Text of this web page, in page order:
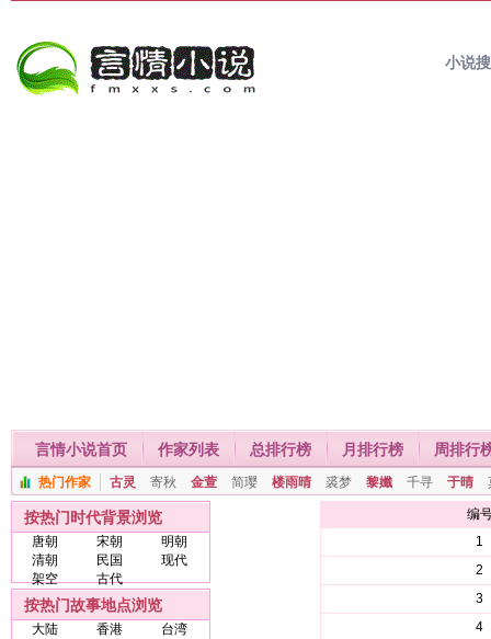
小说
言情小说首页 作家列表 总排行榜 月排行榜 周排行
热门作家 古灵 寄秋 金萱 简璎 楼雨晴 裘梦 黎孅 千寻 于晴
按热门时代背景浏览
唐朝 宋朝
明朝
清朝
民国
现代
架空
古代
按热门故事地点浏览
大陆 香港
台湾
编
1
2
3
4